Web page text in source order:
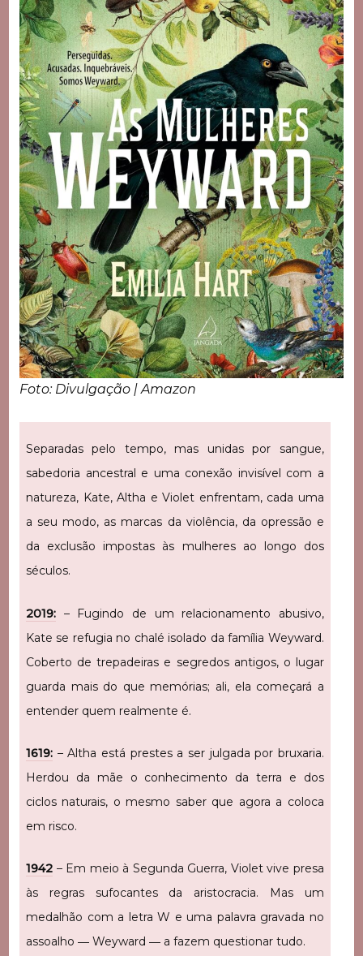
Foto: Divulgação | Amazon
Separadas pelo tempo, mas unidas por sangue,
sabedoria ancestral e uma conexão invisível com a
natureza, Kate, Altha e Violet enfrentam, cada uma
a seu modo, as marcas da violência, da opressão e
da exclusão impostas às mulheres ao longo dos
séculos.
2019:– Fugindo de um relacionamento abusivo,
Kate se refugia no chalé isolado da família Weyward.
Coberto de trepadeiras e segredos antigos, o lugar
guarda mais do que memórias; ali, ela começará a
entender quem realmente é.
1619:– Altha está prestes a ser julgada por bruxaria.
Herdou da mãe o conhecimento da terra e dos
ciclos naturais, o mesmo saber que agora a coloca
em risco.
1942– Em meio à Segunda Guerra, Violet vive presa
às regras sufocantes da aristocracia. Mas um
medalhão com a letra W e uma palavra gravada no
assoalho ― Weyward ― a fazem questionar tudo.